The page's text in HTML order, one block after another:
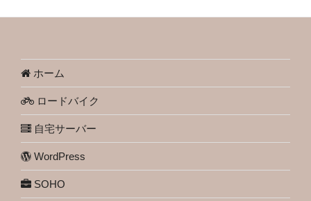
ホーム
ロードバイク
自宅サーバー
WordPress
SOHO